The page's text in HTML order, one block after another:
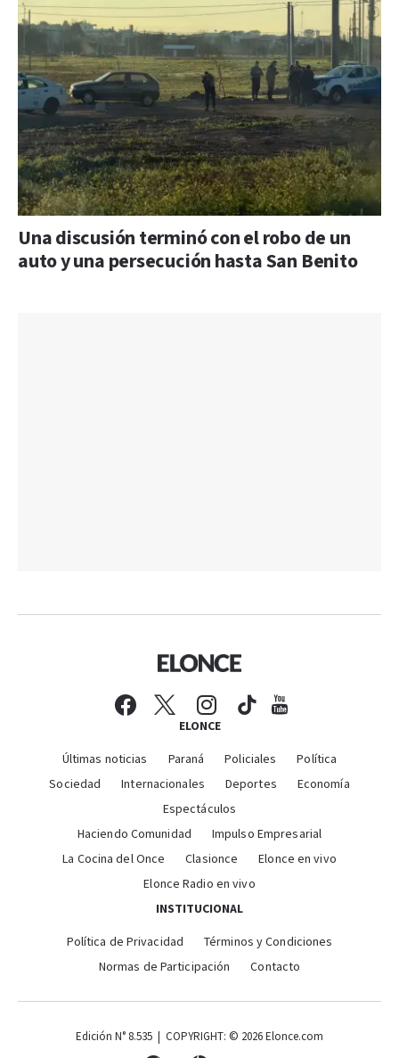
Una discusión terminó con el robo de un
auto y una persecución hasta San Benito
ELONCE
Últimas noticias Paraná Policiales
Política
Sociedad
Internacionales Deportes
Economía
Espectáculos
Haciendo Comunidad
Impulso Empresarial
La Cocina del Once
Clasionce
Elonce en vivo
Elonce Radio en vivo
INSTITUCIONAL
Política de Privacidad
Términos y Condiciones
Normas de Participación
Contacto
Edición N° 8.535 | COPYRIGHT: © 2026 Elonce.com